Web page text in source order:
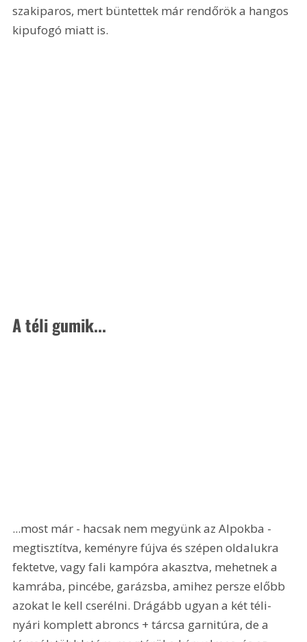
szakiparos, mert büntettek már rendőrök a hangos
kipufogó miatt is.
A téli gumik...
...most már - hacsak nem megyünk az Alpokba -
megtisztítva, keményre fújva és szépen oldalukra
fektetve, vagy fali kampóra akasztva, mehetnek a
kamrába, pincébe, garázsba, amihez persze előbb
azokat le kell cserélni. Drágább ugyan a két téli-
nyári komplett abroncs + tárcsa garnitúra, de a